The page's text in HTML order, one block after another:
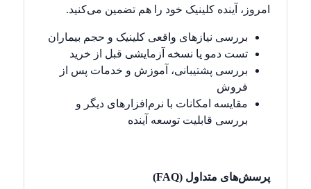
امروز، آینده کلینیک خود را هم تضمین می‌کنید.
بررسی نیازهای واقعی کلینیک و حجم بیماران
تست دمو یا نسخه آزمایشی قبل از خرید
بررسی پشتیبانی، آموزش و خدمات پس از
فروش
مقایسه امکانات با نرم‌افزارهای دیگر و
بررسی قابلیت توسعه آینده
پرسش‌های متداول (FAQ
)